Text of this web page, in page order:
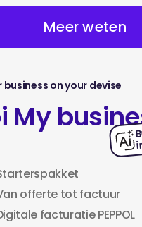
Meer weten
business on your devise
My
offerte tot factuur
facturatie PEPPOL